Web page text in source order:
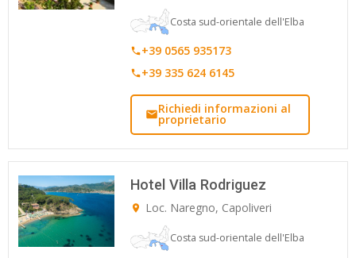
Costa sud-orientale dell'Elba
+39 0565 935173
+39 335 624 6145
Richiedi informazioni al
proprietario
Hotel Villa Rodriguez
Loc. Naregno, Capoliveri
Costa sud-orientale dell'Elba